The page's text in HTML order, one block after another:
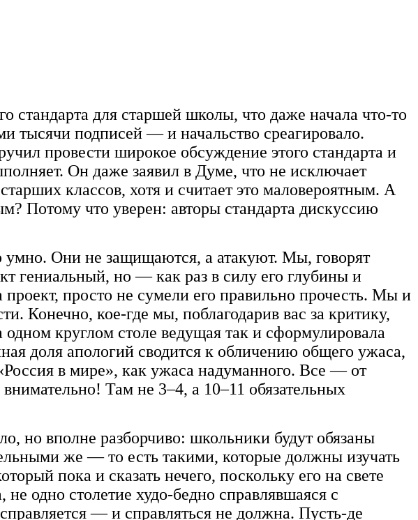
стандарта для старшей школы, что даже начала что-то
тысячи подписей — и начальство среагировало.
провести широкое обсуждение этого стандарта и
Он даже заявил в Думе, что не исключает
классов, хотя и считает это маловероятным. А
Потому что уверен: авторы стандарта дискуссию
умно. Они не защищаются, а атакуют. Мы, говорят
гениальный, но — как раз в силу его глубины и
просто не сумели его правильно прочесть. Мы и
Конечно, кое-где мы, поблагодарив вас за критику,
круглом столе ведущая так и сформулировала
доля апологий сводится к обличению общего ужаса,
в мире», как ужаса надуманного. Все — от
Там не 3–4, а 10–11 обязательных
но вполне разборчиво: школьники будут обязаны
же — то есть такими, которые должны изучать
пока и сказать нечего, поскольку его на свете
одно столетие худо-бедно справлявшаяся с
— и справляться не должна. Пусть-де